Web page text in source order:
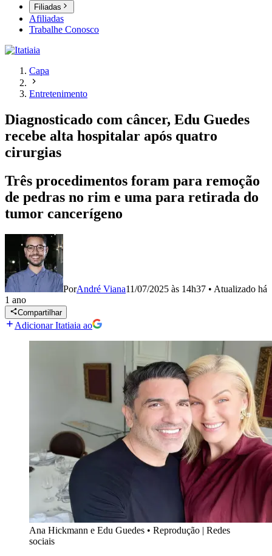
Filiadas
Afiliadas
Trabalhe Conosco
Capa
Entretenimento
Diagnosticado com câncer, Edu Guedes
recebe alta hospitalar após quatro
cirurgias
Três procedimentos foram para remoção
de pedras no rim e uma para retirada do
tumor cancerígeno
PorAndré Viana11/07/2025 às 14h37 • Atualizado há
1 ano
Compartilhar
Adicionar Itatiaia ao
Ana Hickmann e Edu Guedes • Reprodução | Redes
sociais